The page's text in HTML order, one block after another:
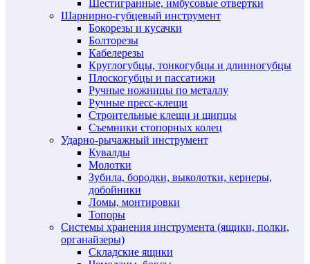
Шестигранные, имбусовые отвертки
Шарнирно-губцевый инструмент
Бокорезы и кусачки
Болторезы
Кабелерезы
Круглогубцы, тонкогубцы и длинногубцы
Плоскогубцы и пассатижи
Ручные ножницы по металлу
Ручные пресс-клещи
Строительные клещи и щипцы
Съемники стопорных колец
Ударно-рычажный инструмент
Кувалды
Молотки
Зубила, бородки, выколотки, кернеры,
добойники
Ломы, монтировки
Топоры
Системы хранения инструмента (ящики, полки,
органайзеры)
Складские ящики